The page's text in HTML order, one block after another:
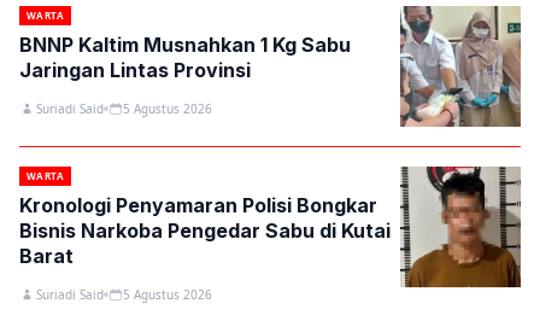
WARTA
BNNP Kaltim Musnahkan 1 Kg Sabu
Jaringan Lintas Provinsi
Suriadi Said 5 Agustus 2026
WARTA
Kronologi Penyamaran Polisi Bongkar
Bisnis Narkoba Pengedar Sabu di Kutai
Barat
Suriadi Said 5 Agustus 2026